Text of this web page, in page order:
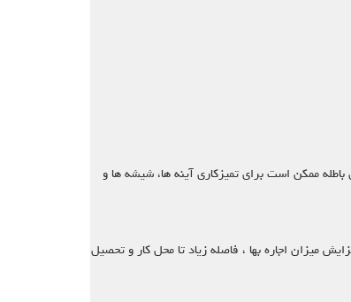
باطله ممکن است برای تمیزکاری آینه ها، شیشه ها و
میزان اجاره بها ، فاصله زیاد تا محل کار و تحصیل